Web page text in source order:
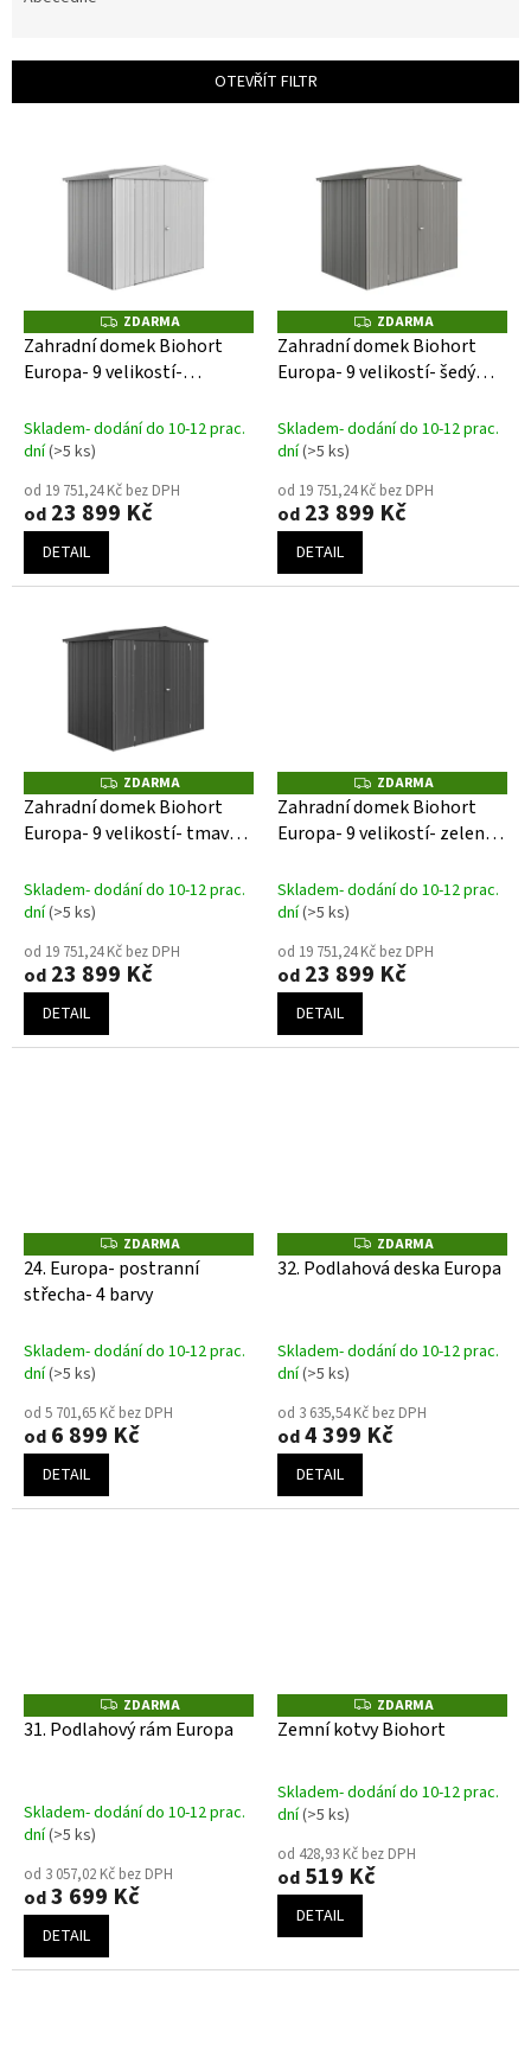
í
r
OTEVŘÍT FILTR
Z
D
A
R
ZDARMA
Zahradní domek Biohort
Europa- 9 velikostí-
Skladem- dodání do 10-12 prac.
dní(>5 ks)
od 19 751,24 Kč bez DPH
od 23 899 Kč
DETAIL
Z
D
A
R
ZDARMA
Zahradní domek Biohort
Europa- 9 velikostí- šedý
Skladem- dodání do 10-12 prac.
dní(>5 ks)
od 19 751,24 Kč bez DPH
od 23 899 Kč
DETAIL
Z
D
A
R
ZDARMA
Zahradní domek Biohort
Europa- 9 velikostí- tmavě
Skladem- dodání do 10-12 prac.
dní(>5 ks)
od 19 751,24 Kč bez DPH
od 23 899 Kč
DETAIL
Z
D
A
R
ZDARMA
Zahradní domek Biohort
Europa- 9 velikostí- zelený-
Skladem- dodání do 10-12 prac.
dní(>5 ks)
od 19 751,24 Kč bez DPH
od 23 899 Kč
DETAIL
Z
D
A
R
ZDARMA
24. Europa- postranní
střecha- 4 barvy
Skladem- dodání do 10-12 prac.
dní(>5 ks)
od 5 701,65 Kč bez DPH
od 6 899 Kč
DETAIL
Z
D
A
ZDARMA
32. Podlahová deska Europa
Skladem- dodání do 10-12 prac.
dní(>5 ks)
od 3 635,54 Kč bez DPH
od4 399 Kč
DETAIL
Z
D
A
ZDARMA
31. Podlahový rám Europa
Skladem- dodání do 10-12 prac.
dní(>5 ks)
od 3 057,02 Kč bez DPH
od3 699 Kč
DETAIL
Z
D
A
A
ZDARMA
Zemní kotvy Biohort
Průměrné
hodnocení
produktu
je
5,0
5
hvězdiček.
Skladem- dodání do 10-12 prac.
dní(>5 ks)
od 428,93 Kč bez DPH
od 519 Kč
DETAIL